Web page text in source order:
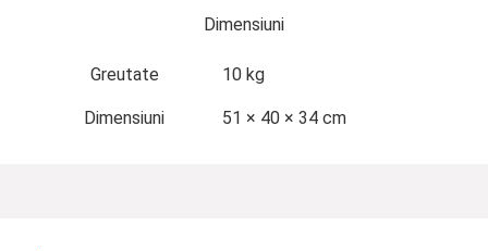
Dimensiuni
Greutate 10 kg
Dimensiuni 51 × 40 × 34 cm